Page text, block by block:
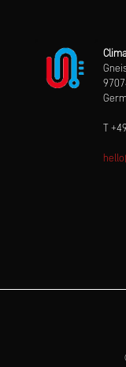
T